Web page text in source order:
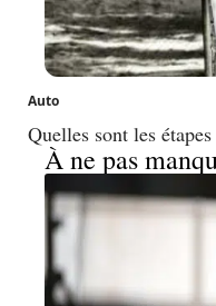
Auto
Quelles sont les
À ne pas